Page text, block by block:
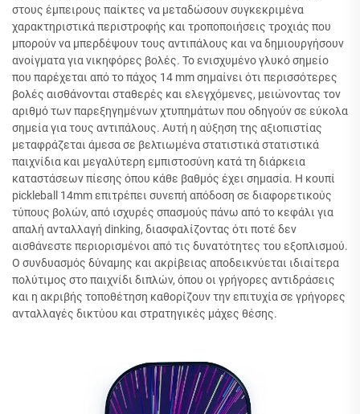
στους έμπειρους παίκτες να μεταδώσουν συγκεκριμένα
χαρακτηριστικά περιστροφής και τροποποιήσεις τροχιάς που
μπορούν να μπερδέψουν τους αντιπάλους και να δημιουργήσουν
ανοίγματα για νικηφόρες βολές. Το ενισχυμένο γλυκό σημείο
που παρέχεται από το πάχος 14 mm σημαίνει ότι περισσότερες
βολές αισθάνονται σταθερές και ελεγχόμενες, μειώνοντας τον
αριθμό των παρεξηγημένων χτυπημάτων που οδηγούν σε εύκολα
σημεία για τους αντιπάλους. Αυτή η αύξηση της αξιοπιστίας
μεταφράζεται άμεσα σε βελτιωμένα στατιστικά στατιστικά
παιχνίδια και μεγαλύτερη εμπιστοσύνη κατά τη διάρκεια
καταστάσεων πίεσης όπου κάθε βαθμός έχει σημασία. Η κουπί
pickleball 14mm επιτρέπει συνεπή απόδοση σε διαφορετικούς
τύπους βολών, από ισχυρές σπασμούς πάνω από το κεφάλι για
απαλή ανταλλαγή dinking, διασφαλίζοντας ότι ποτέ δεν
αισθάνεστε περιορισμένοι από τις δυνατότητες του εξοπλισμού.
Ο συνδυασμός δύναμης και ακρίβειας αποδεικνύεται ιδιαίτερα
πολύτιμος στο παιχνίδι διπλών, όπου οι γρήγορες αντιδράσεις
και η ακριβής τοποθέτηση καθορίζουν την επιτυχία σε γρήγορες
ανταλλαγές δικτύου και στρατηγικές μάχες θέσης.